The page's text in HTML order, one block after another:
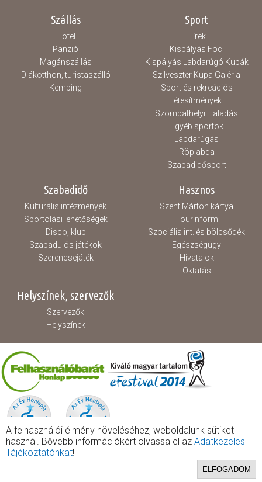
Szállás
Hotel
Panzió
Magánszállás
Diákotthon, turistaszálló
Kemping
Sport
Hírek
Kispályás Foci
Kispályás Labdarúgó Kupák
Szilveszter Kupa Galéria
Sport és rekreációs
létesítmények
Szombathelyi Haladás
Egyéb sportok
Labdarúgás
Röplabda
Szabadidősport
Szabadidő
Kulturális intézmények
Sportolási lehetőségek
Disco, klub
Szabadulós játékok
Szerencsejáték
Hasznos
Szent Márton kártya
Tourinform
Szociális int. és bölcsődék
Egészségügy
Hivatalok
Oktatás
Helyszínek, szervezők
Szervezők
Helyszínek
A felhasználói élmény növeléséhez, weboldalunk sütiket
használ. Bővebb információkért olvassa el az Adatkezelesi
Tájékoztatónkat!
ELFOGADOM